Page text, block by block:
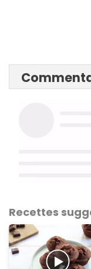
Recettes